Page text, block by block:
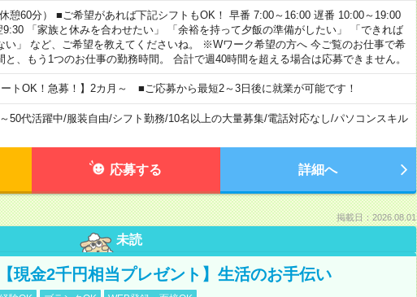
憩60分） ■ご希望があれば下記シフトもOK！ 早番 7:00～16:00 遅番 10:00～19:00
「家族と休みを合わせたい」 「余裕を持って夕飯の準備がしたい」 「できれば
い」 など、ご希望を教えてくださいね。 ※Wワーク希望の方へ 今ご覧のお仕事で希
と、もう1つのお仕事の勤務時間。 合計で週40時間を超える場合は応募できません。
ートOK！急募！】2カ月～ ■ご応募から最短2～3日後に就業が可能です！
50代活躍中/服装自由/シフト勤務/10名以上の大量募集/電話対応なし/パソコンスキル
応募する 詳細へ
掲載日：2026.08.01
未読
現金2千円相当プレゼント】生活のお手伝い